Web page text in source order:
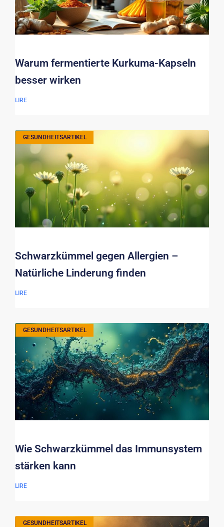
Warum fermentierte Kurkuma-Kapseln
besser wirken
LIRE
GESUNDHEITSARTIKEL
Schwarzkümmel gegen Allergien –
Natürliche Linderung finden
LIRE
GESUNDHEITSARTIKEL
Wie Schwarzkümmel das Immunsystem
stärken kann
LIRE
GESUNDHEITSARTIKEL